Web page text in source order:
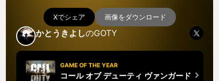
Xでシェア 画像をダウンロード
かとうきよしのGOTY
GAME OF THE YEAR
コール オブ デューティ ヴァンガード